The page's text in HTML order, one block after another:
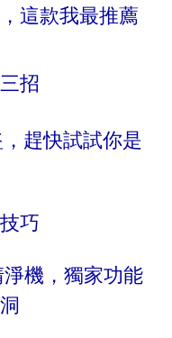
這款我最推薦
招
趕快試試你是
巧
機，獨家功能